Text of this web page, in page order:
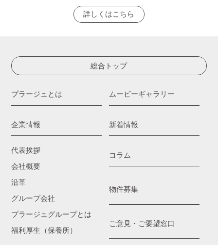
詳しくはこちら
総合トップ
プラージュとは
企業情報
代表挨拶
会社概要
沿革
グループ会社
プラージュグループとは
福利厚生（保養所）
ムービーギャラリー
新着情報
コラム
物件募集
ご意見・ご要望窓口